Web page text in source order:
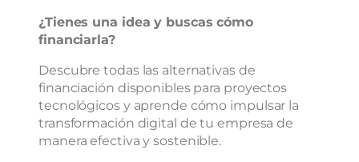
¿Tienes una idea y buscas cómo
financiarla?
Descubre todas las alternativas de
financiación disponibles para proyectos
tecnológicos y aprende cómo impulsar la
transformación digital de tu empresa de
manera efectiva y sostenible.